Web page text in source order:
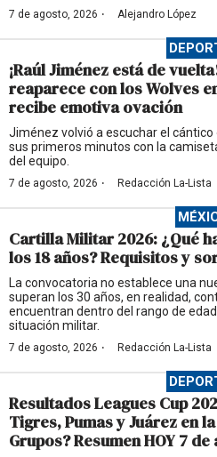
7 de agosto, 2026 · Alejandro López
¡Raúl Jiménez está de
reaparece con los Wolves
recibe emotiva ovación
Jiménez volvió a escuchar el cántico
sus primeros minutos con la
del equipo.
7 de agosto, 2026 · Redacción La-Lista
Cartilla Militar 2026: ¿Qué
los 18 años? Requisitos y
La convocatoria no establece una
superan los 30 años, en realidad,
encuentran dentro del rango de
situación militar.
7 de agosto, 2026 · Redacción La-Lista
Resultados Leagues Cup
Tigres, Pumas y Juárez en
Grupos? Resumen HOY 7